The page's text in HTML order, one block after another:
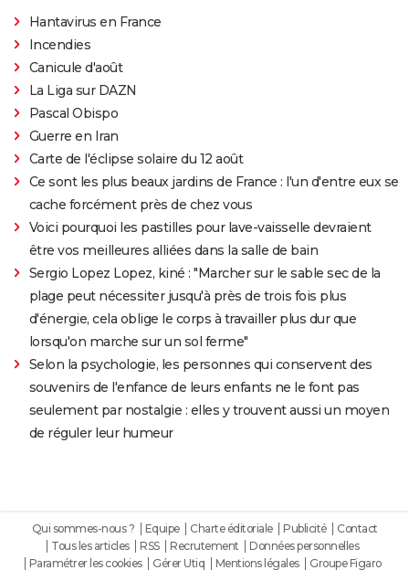
Hantavirus en France
Incendies
Canicule d'août
La Liga sur DAZN
Pascal Obispo
Guerre en Iran
Carte de l'éclipse solaire du 12 août
Ce sont les plus beaux jardins de France : l'un d'entre eux se
cache forcément près de chez vous
Voici pourquoi les pastilles pour lave-vaisselle devraient
être vos meilleures alliées dans la salle de bain
Sergio Lopez Lopez, kiné : "Marcher sur le sable sec de la
plage peut nécessiter jusqu'à près de trois fois plus
d'énergie, cela oblige le corps à travailler plus dur que
lorsqu'on marche sur un sol ferme"
Selon la psychologie, les personnes qui conservent des
souvenirs de l'enfance de leurs enfants ne le font pas
seulement par nostalgie : elles y trouvent aussi un moyen
de réguler leur humeur
Qui sommes-nous ? Equipe Charte éditoriale Publicité
Contact
Tous les articles
RSS Recrutement
Données personnelles
Paramétrer les cookies
Gérer Utiq Mentions légales Groupe Figaro